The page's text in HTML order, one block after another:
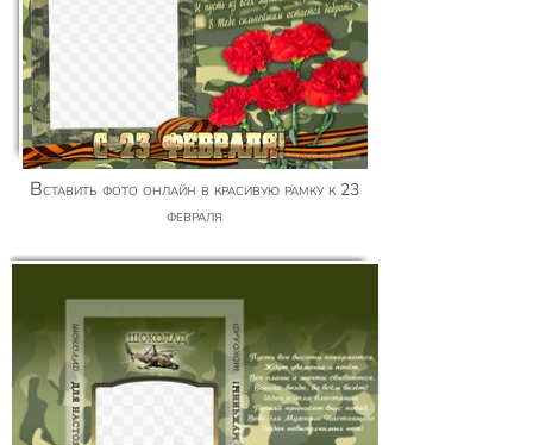
Вставить фото онлайн в красивую рамку к 23
февраля